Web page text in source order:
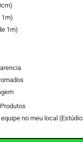
1m)
1m)
no meu local (Estúdio